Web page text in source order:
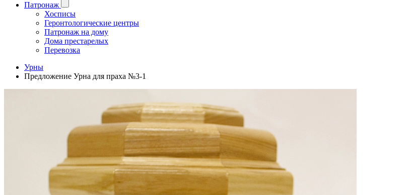
Патронаж
Хосписы
Геронтологические центры
Патронаж на дому
Дома престарелых
Перевозка
Урны
Предложение Урна для праха №3-1